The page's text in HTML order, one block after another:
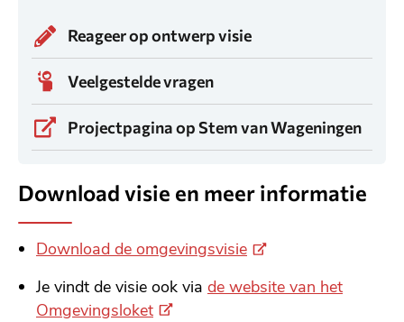
Reageer op ontwerp visie
Veelgestelde vragen
Projectpagina op Stem van Wageningen
Link
naar
website.
Download visie en meer informatie
Download de omgevingsvisie(
x
Je vindt de visie ook via de website van het
Omgevingsloket(